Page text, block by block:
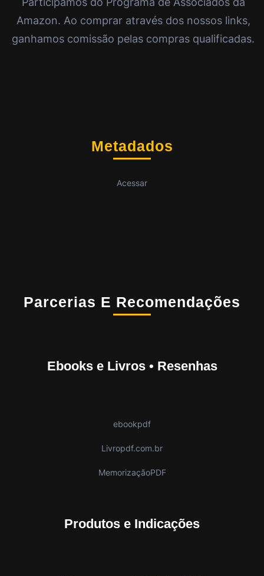
Amazon. Ao comprar através dos nossos links,
ganhamos comissão pelas compras qualificadas.
Metadados
Acessar
Parcerias E Recomendações
Ebooks e Livros • Resenhas
ebookpdf
Livropdf.com.br
MemorizaçãoPDF
Produtos e Indicações